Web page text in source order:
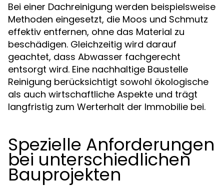
Bei einer Dachreinigung werden beispielsweise
Methoden eingesetzt, die Moos und Schmutz
effektiv entfernen, ohne das Material zu
beschädigen. Gleichzeitig wird darauf
geachtet, dass Abwasser fachgerecht
entsorgt wird. Eine nachhaltige Baustelle
Reinigung berücksichtigt sowohl ökologische
als auch wirtschaftliche Aspekte und trägt
langfristig zum Werterhalt der Immobilie bei.
Spezielle Anforderungen
bei unterschiedlichen
Bauprojekten